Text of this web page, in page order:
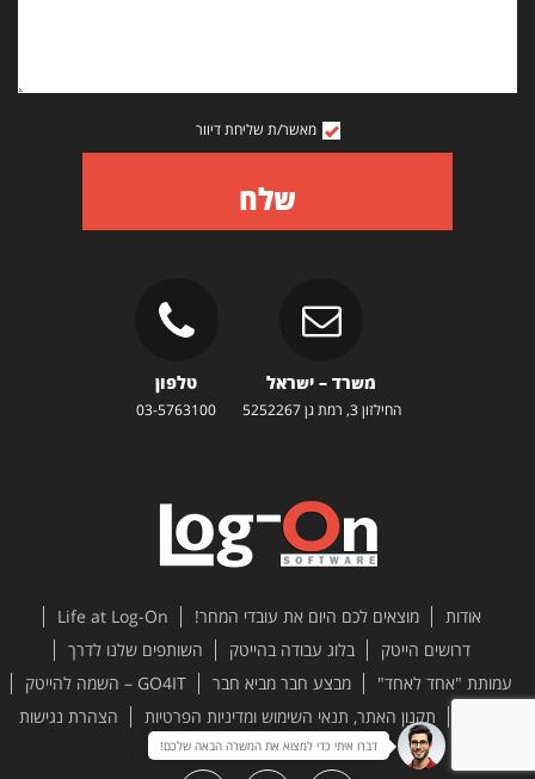
מאשר/ת שליחת דיוור
שלח
משרד – ישראל
החילזון 3, רמת גן 5252267
טלפון
03-5763100
אודות מוצאים לכם היום את עובדי המחר!
Life at Log-On
דרושים הייטק
בלוג עבודה בהייטק
השותפים שלנו לדרך
עמותת "אחד לאחד"
מבצע חבר מביא חבר
GO4IT – השמה להייטק
תקנון האתר, תנאי השימוש ומדיניות הפרטיות הצהרת נגישות
דברו איתי כדי למצוא את המשרה הבאה שלכם!